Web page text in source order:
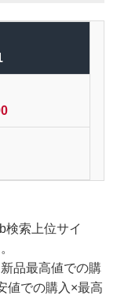
索上位サイ
品最高値での購
値での購入×最高